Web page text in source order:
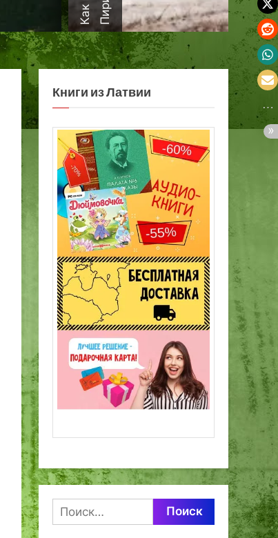
Книги из Латвии
Найти: